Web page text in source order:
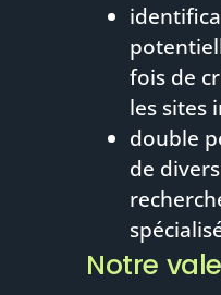
fois de
les sites
double
de
Notre